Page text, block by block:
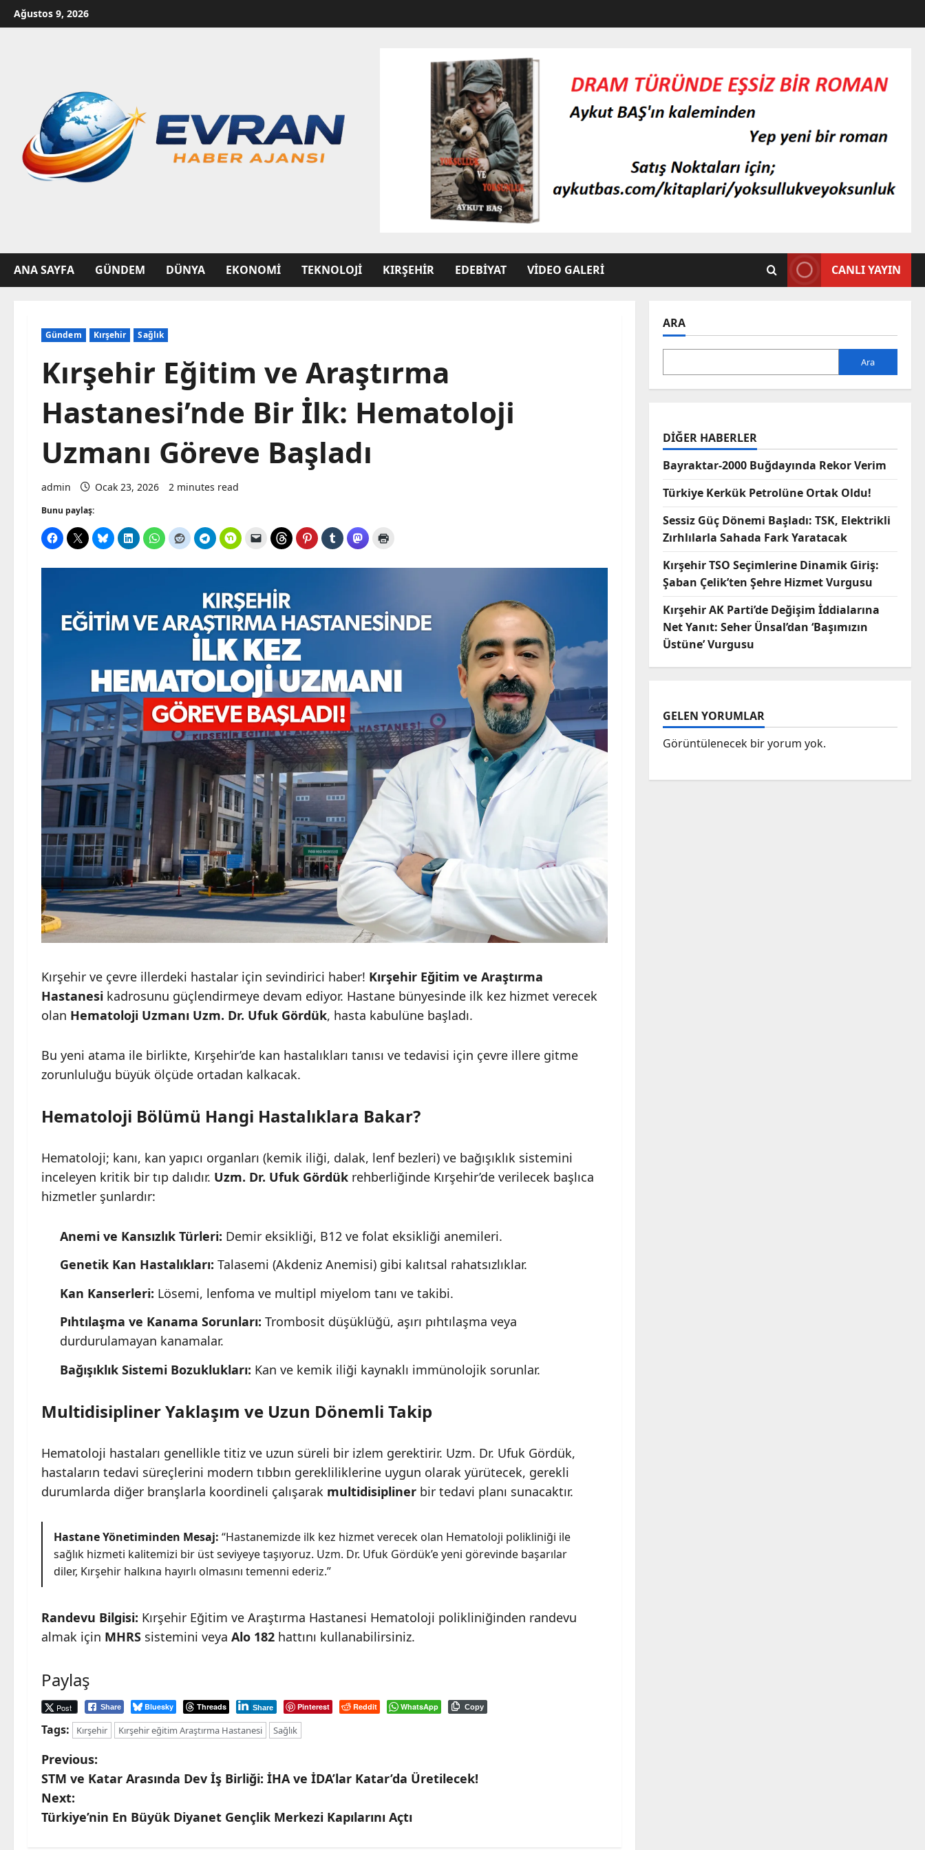
Skip
to
Ağustos 9, 2026
ANA SAYFA GÜNDEM DÜNYA EKONOMI TEKNOLOJI KIRŞEHIR EDEBIYAT VIDEO GALERI CANLI YAYIN
Gündem Kırşehir Sağlık
Kırşehir Eğitim ve Araştırma
Hastanesi’nde Bir İlk: Hematoloji
Uzmanı Göreve Başladı
admin Ocak 23, 2026 2 minutes read
Bunu paylaş:
Kırşehir ve çevre illerdeki hastalar için sevindirici haber! Kırşehir Eğitim ve Araştırma
Hastanesi kadrosunu güçlendirmeye devam ediyor. Hastane bünyesinde ilk kez hizmet verecek
olan Hematoloji Uzmanı Uzm. Dr. Ufuk Gördük, hasta kabulüne başladı.
Bu yeni atama ile birlikte, Kırşehir’de kan hastalıkları tanısı ve tedavisi için çevre illere gitme
zorunluluğu büyük ölçüde ortadan kalkacak.
Hematoloji Bölümü Hangi Hastalıklara Bakar?
Hematoloji; kanı, kan yapıcı organları (kemik iliği, dalak, lenf bezleri) ve bağışıklık sistemini
inceleyen kritik bir tıp dalıdır. Uzm. Dr. Ufuk Gördük rehberliğinde Kırşehir’de verilecek başlıca
hizmetler şunlardır:
Anemi ve Kansızlık Türleri: Demir eksikliği, B12 ve folat eksikliği anemileri.
Genetik Kan Hastalıkları: Talasemi (Akdeniz Anemisi) gibi kalıtsal rahatsızlıklar.
Kan Kanserleri: Lösemi, lenfoma ve multipl miyelom tanı ve takibi.
Pıhtılaşma ve Kanama Sorunları: Trombosit düşüklüğü, aşırı pıhtılaşma veya
durdurulamayan kanamalar.
Bağışıklık Sistemi Bozuklukları: Kan ve kemik iliği kaynaklı immünolojik sorunlar.
Multidisipliner Yaklaşım ve Uzun Dönemli Takip
Hematoloji hastaları genellikle titiz ve uzun süreli bir izlem gerektirir. Uzm. Dr. Ufuk Gördük,
hastaların tedavi süreçlerini modern tıbbın gerekliliklerine uygun olarak yürütecek, gerekli
durumlarda diğer branşlarla koordineli çalışarak multidisipliner bir tedavi planı sunacaktır.
Hastane Yönetiminden Mesaj: “Hastanemizde ilk kez hizmet verecek olan Hematoloji polikliniği ile
sağlık hizmeti kalitemizi bir üst seviyeye taşıyoruz. Uzm. Dr. Ufuk Gördük’e yeni görevinde başarılar
diler, Kırşehir halkına hayırlı olmasını temenni ederiz.”
Randevu Bilgisi: Kırşehir Eğitim ve Araştırma Hastanesi Hematoloji polikliniğinden randevu
almak için MHRS sistemini veya Alo 182 hattını kullanabilirsiniz.
Paylaş
Post Share Bluesky Threads Share Pinterest Reddit WhatsApp Copy
Tags: Kırşehir Kırşehir eğitim Araştırma Hastanesi Sağlık
P
o
s
Previous:
STM ve Katar Arasında Dev İş Birliği: İHA ve İDA’lar Katar’da Üretilecek!
Next:
Türkiye’nin En Büyük Diyanet Gençlik Merkezi Kapılarını Açtı
ARA
Ara
DIĞER HABERLER
Bayraktar-2000 Buğdayında Rekor Verim
Türkiye Kerkük Petrolüne Ortak Oldu!
Sessiz Güç Dönemi Başladı: TSK, Elektrikli
Zırhlılarla Sahada Fark Yaratacak
Kırşehir TSO Seçimlerine Dinamik Giriş:
Şaban Çelik’ten Şehre Hizmet Vurgusu
Kırşehir AK Parti’de Değişim İddialarına
Net Yanıt: Seher Ünsal’dan ‘Başımızın
Üstüne’ Vurgusu
GELEN YORUMLAR
Görüntülenecek bir yorum yok.